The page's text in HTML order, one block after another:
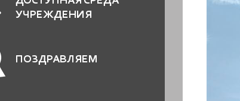
УЧРЕЖДЕНИЯ
ПОЗДРАВЛЯЕМ